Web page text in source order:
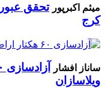
میثم اکبرپور تحقق
کرج
ساناز افشار
ویلاسازان